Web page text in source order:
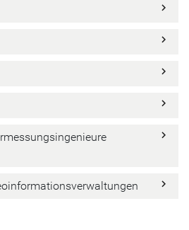
keyboard_arrow_right
keyboard_arrow_right
keyboard_arrow_right
keyboard_arrow_right
keyboard_arrow_right
keyboard_arrow_right